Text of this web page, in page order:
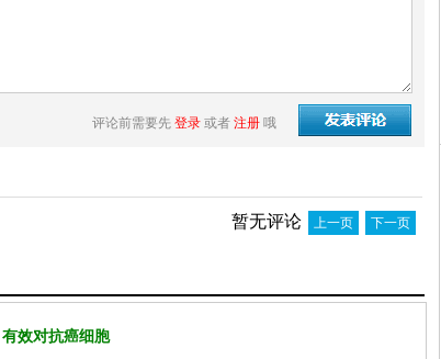
评论前需要先 登录 或者 注册 哦
暂无评论 上一页 下一页
效对抗癌细胞